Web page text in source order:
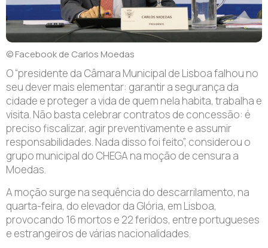
© Facebook de Carlos Moedas
O “presidente da Câmara Municipal de Lisboa falhou no
seu dever mais elementar: garantir a segurança da
cidade e proteger a vida de quem nela habita, trabalha e
visita. Não basta celebrar contratos de concessão: é
preciso fiscalizar, agir preventivamente e assumir
responsabilidades. Nada disso foi feito”, considerou o
grupo municipal do CHEGA na moção de censura a
Moedas.
A moção surge na sequência do descarrilamento, na
quarta-feira, do elevador da Glória, em Lisboa,
provocando 16 mortos e 22 feridos, entre portugueses
e estrangeiros de várias nacionalidades.